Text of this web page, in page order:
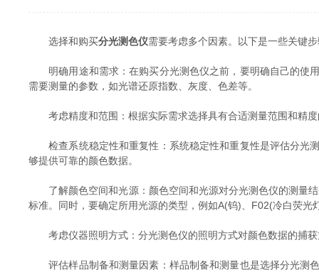
选择和购买分光测色仪需要考虑多个因素。以下是一些关键
明确用途和需求：在购买分光测色仪之前，要明确自己的使用
需要测量的参数，如光谱还原指数、灰度、色差等。
考虑精度和范围：根据实际需求选择具有合适测量范围和精度
检查系统稳定性和重复性：系统稳定性和重复性是评估分光测
够提供可靠的颜色数据。
了解颜色空间和光源：颜色空间和光源对分光测色仪的测量结
标准。同时，要确定所用光源的类型，例如A(钨)、F02(冷白荧
考虑仪器照明方式：分光测色仪的照明方式对颜色数据的捕获
评估样品制备和测量因素：样品制备和测量也是选择分光测色